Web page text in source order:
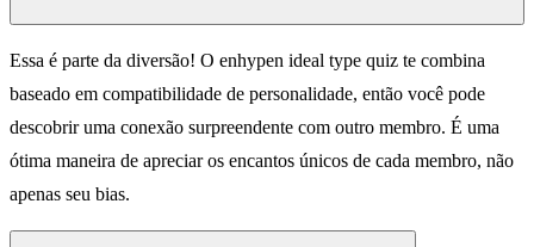
Essa é parte da diversão! O enhypen ideal type quiz te combina
baseado em compatibilidade de personalidade, então você pode
descobrir uma conexão surpreendente com outro membro. É uma
ótima maneira de apreciar os encantos únicos de cada membro, não
apenas seu bias.